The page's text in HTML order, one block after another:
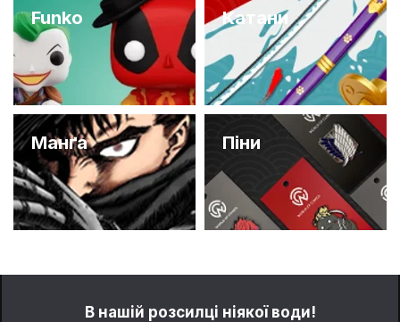
Funko Катани
Манґа Піни
В нашій розсилці ніякої води!